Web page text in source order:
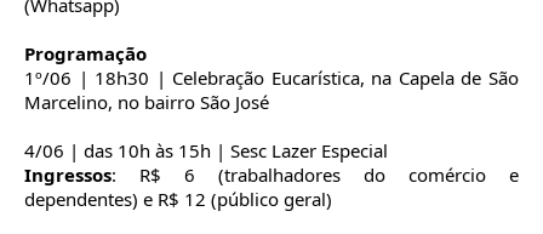
(Whatsapp)
Programação
1º/06 | 18h30 | Celebração Eucarística, na Capela de São
Marcelino, no bairro São José
4/06 | das 10h às 15h | Sesc Lazer Especial
Ingressos: R$ 6 (trabalhadores do comércio e
dependentes) e R$ 12 (público geral)